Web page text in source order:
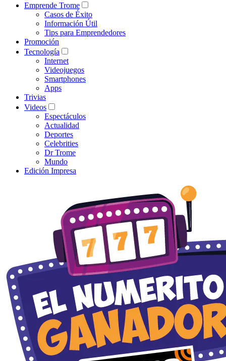
Emprende Trome
Casos de Éxito
Información Útil
Tips para Emprendedores
Promoción
Tecnología
Internet
Videojuegos
Smartphones
Apps
Trivias
Videos
Espectáculos
Actualidad
Deportes
Celebrities
Dr Trome
Mundo
Edición Impresa